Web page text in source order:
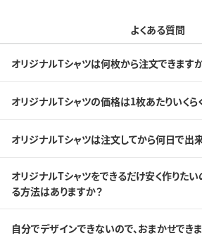
よくある質問
オリジナルTシャツは何枚から注文できます
オリジナルTシャツの価格は1枚あたりいくら
オリジナルTシャツは注文してから何日で出
オリジナルTシャツをできるだけ安く作りた
る方法はありますか？
自分でデザインできないので、おまかせでき